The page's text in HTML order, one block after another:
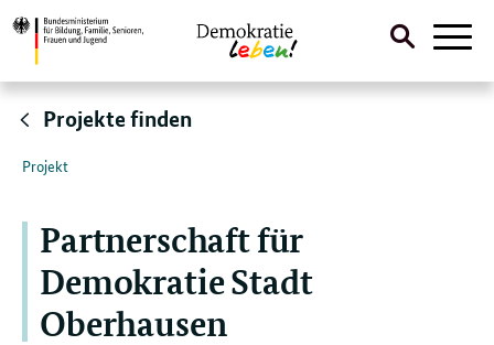
Direktlink:
Suche
Projekte finden
Projekt
Partnerschaft für
Demokratie Stadt
Oberhausen